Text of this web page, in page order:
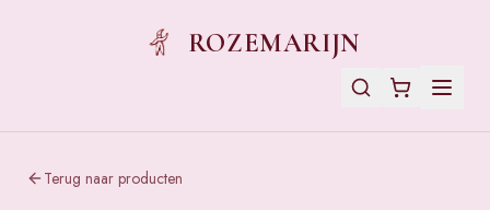
ROZEMARIJN
Terug naar producten